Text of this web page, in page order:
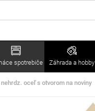
spotrebiče Záhrada a hobby
oceľ s otvorom na noviny